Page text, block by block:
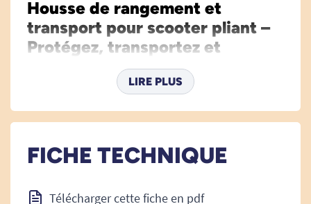
Housse de rangement et
transport pour scooter pliant –
Protégez, transportez et
facilitez vos déplacements
housse de rangement et transport pour
scooter pliantest un accessoire indispensable
quotidien de votre scooter électrique. Conçue
pour les utilisateurs soucieux de préserver leur
LIRE PLUS
FICHE TECHNIQUE
Télécharger cette fiche en pdf